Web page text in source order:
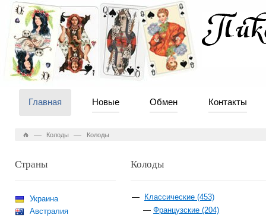
Главная Новые Обмен Контакты
— Колоды — Колоды
Страны
Украина
Австралия
Колоды
Классические (453)
Французские (204)